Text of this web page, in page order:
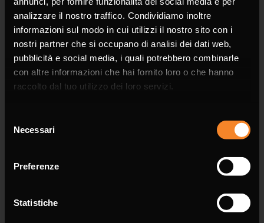
analizzare il nostro traffico. Condividiamo inoltre
informazioni sul modo in cui utilizzi il nostro sito con i
nostri partner che si occupano di analisi dei dati web,
pubblicità e social media, i quali potrebbero combinarle
con altre informazioni che hai fornito loro o che hanno
raccolto dal tuo utilizzo dei loro servizi.
delNecessari
Preferenze
Statistiche
Email *